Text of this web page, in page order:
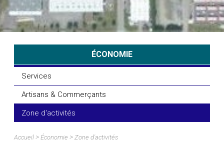
ÉCONOMIE
Services
Artisans & Commerçants
Zone d'activités
Accueil >Économie >Zone d'activités